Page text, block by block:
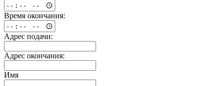
Время окончания:
Адрес подачи:
Адрес окончания:
Имя